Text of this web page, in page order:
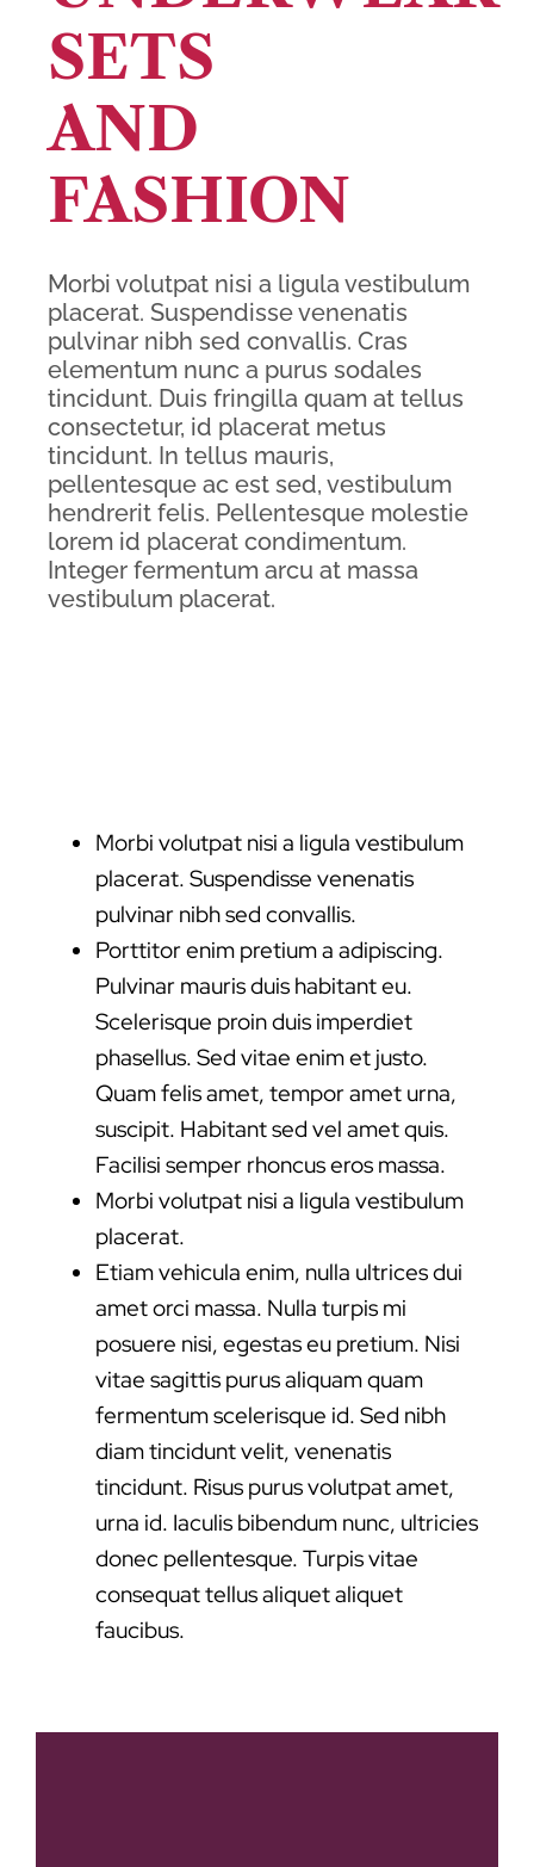
SETS
AND
FASHION
Morbi volutpat nisi a ligula vestibulum
placerat. Suspendisse venenatis
pulvinar nibh sed convallis. Cras
elementum nunc a purus sodales
tincidunt. Duis fringilla quam at tellus
consectetur, id placerat metus
tincidunt. In tellus mauris,
pellentesque ac est sed, vestibulum
hendrerit felis. Pellentesque molestie
lorem id placerat condimentum.
Integer fermentum arcu at massa
vestibulum placerat.
Morbi volutpat nisi a ligula vestibulum
placerat. Suspendisse venenatis
pulvinar nibh sed convallis.
Porttitor enim pretium a adipiscing.
Pulvinar mauris duis habitant eu.
Scelerisque proin duis imperdiet
phasellus. Sed vitae enim et justo.
Quam felis amet, tempor amet urna,
suscipit. Habitant sed vel amet quis.
Facilisi semper rhoncus eros massa.
Morbi volutpat nisi a ligula vestibulum
placerat.
Etiam vehicula enim, nulla ultrices dui
amet orci massa. Nulla turpis mi
posuere nisi, egestas eu pretium. Nisi
vitae sagittis purus aliquam quam
fermentum scelerisque id. Sed nibh
diam tincidunt velit, venenatis
tincidunt. Risus purus volutpat amet,
urna id. Iaculis bibendum nunc, ultricies
donec pellentesque. Turpis vitae
consequat tellus aliquet aliquet
faucibus.